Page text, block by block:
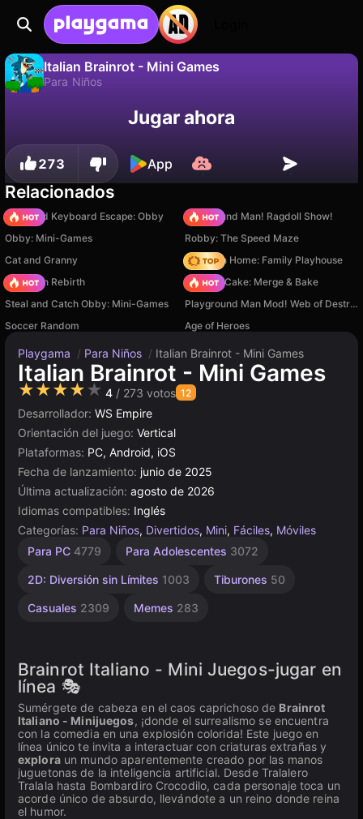
Italian Brainrot - Mini Games
Para Niños
¡Guarda el progreso!Jugar ahora
273 App
Relacionados
+1 Speed Keyboard Escape: Obby
Playground Man! Ragdoll Show!
Obby: Mini-Games
Robby: The Speed Maze
Cat and Granny
My Town Home: Family Playhouse
Stickman Rebirth
Piece of Cake: Merge & Bake
Steal and Catch Obby: Mini-Games
Playground Man Mod! Web of Destruction!
Soccer Random
Age of Heroes
Playgama / Para Niños / Italian Brainrot - Mini Games
Italian Brainrot - Mini Games
★★★★★ 4 / 273 votos 12
Desarrollador: WS Empire
Orientación del juego: Vertical
Plataformas: PC, Android, iOS
Fecha de lanzamiento: junio de 2025
Última actualización: agosto de 2026
Idiomas compatibles: Inglés
Categorías: Para Niños, Divertidos, Mini, Fáciles, Móviles
Para PC 4779 Para Adolescentes 3072
2D: Diversión sin Límites 1003 Tiburones 50
Casuales 2309 Memes 283
Relajantes
Sin
2845
Velocidad
WebGL
Escritorio
De 1
4147
Helicópteros
Alta
3569
Para
1477
Browser
Unity
línea
Animales
Brainrot
121
Brainrot Italiano - Mini Juegos-jugar en
línea 🎭
Sumérgete de cabeza en el caos caprichoso de Brainrot
Italiano - Minijuegos, ¡donde el surrealismo se encuentra
con la comedia en una explosión colorida! Este juego en
línea único te invita a interactuar con criaturas extrañas y
exploraun mundo aparentemente creado por las manos
juguetonas de la inteligencia artificial. Desde Tralalero
Tralala hasta Bombardiro Crocodilo, cada personaje toca un
acorde único de absurdo, llevándote a un reino donde reina
el humor.